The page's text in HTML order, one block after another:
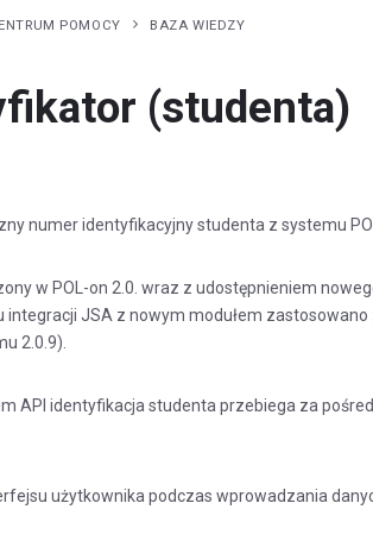
POMOCY BAZA WIEDZY
(studenta)
numer identyfikacyjny studenta z systemu
w POL-on 2.0. wraz z udostępnieniem
integracji JSA z nowym modułem
2.0.9).
API identyfikacja studenta przebiega za
użytkownika podczas wprowadzania